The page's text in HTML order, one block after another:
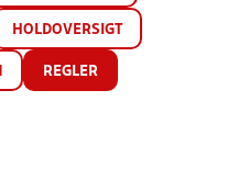
HOLDOVERSIGT
REGLER